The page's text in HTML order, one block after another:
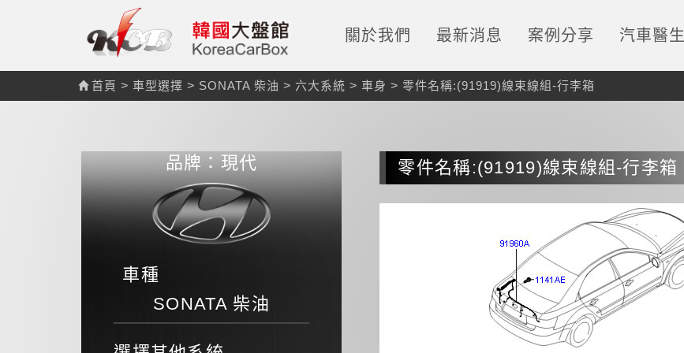
關於我們 最新消息 案例分享 汽車醫生
首頁 > 車型選擇 > SONATA 柴油 > 六大系統 > 車身 > 零件名稱:(91919)線束線組-行李箱
品牌：現代
車種
SONATA 柴油
零件名稱:(91919)線束線組-行李箱